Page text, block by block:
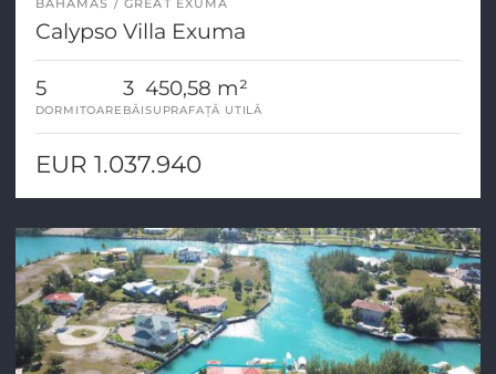
BAHAMAS GREAT EXUMA
Calypso Villa Exuma
5
DORMITOARE
3
BĂI
450,58 m²
SUPRAFAȚĂ UTILĂ
EUR 1.037.940